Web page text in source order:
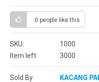
0 people like this
SKU:
1000
Item left
3000
Sold By
KACANG